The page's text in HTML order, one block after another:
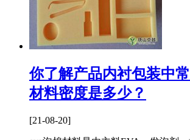
你了解产品内衬包装中
材料密度是多少？
[21-08-20]